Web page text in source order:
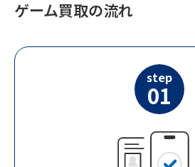
ゲーム買取の流れ
step
01